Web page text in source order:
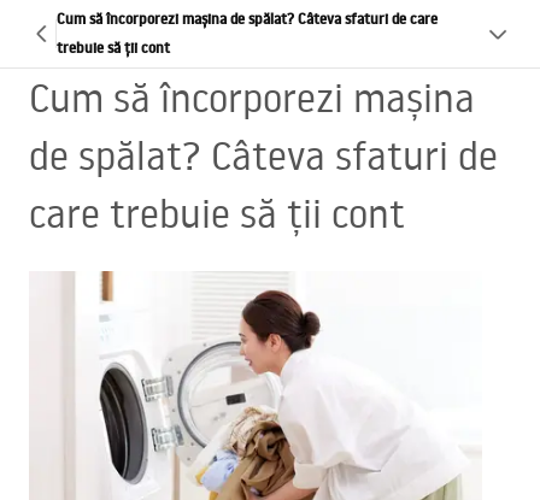
Cum să încorporezi mașina de spălat? Câteva sfaturi de care
trebuie să ții cont
Cum să încorporezi mașina
de spălat? Câteva sfaturi de
care trebuie să ții cont